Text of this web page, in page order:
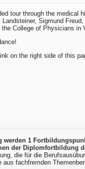
tour through the medical
Sigmund
College of Physicians in
on the right side of this
werden 1
der Diplomfortbildung
die für die
aus fachfremden